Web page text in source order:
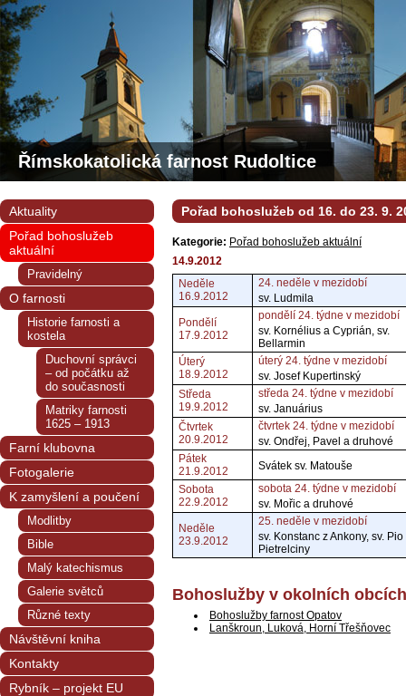
Římskokatolická farnost Rudoltice
Pořad bohoslužeb od 16. do 23. 9.
Kategorie: Pořad bohoslužeb aktuální
14.9.2012
Neděle
16.9.2012
24. neděle v mezidobí
sv. Ludmila
Pondělí
17.9.2012
pondělí 24. týdne v mezidobí
sv. Kornélius a Cyprián, sv.
Bellarmin
Úterý
18.9.2012
úterý 24. týdne v mezidobí
sv. Josef Kupertinský
Středa
19.9.2012
středa 24. týdne v mezidobí
sv. Januárius
Čtvrtek
20.9.2012
čtvrtek 24. týdne v mezidobí
sv. Ondřej, Pavel a druhové
Pátek
21.9.2012
Svátek sv. Matouše
Sobota
22.9.2012
sobota 24. týdne v mezidobí
sv. Mořic a druhové
Neděle
23.9.2012
25. neděle v mezidobí
sv. Konstanc z Ankony, sv. Pio
Pietrelciny
Bohoslužby v okolních obcích
Bohoslužby farnost Opatov
Lanškroun, Luková, Horní Třešňovec
Aktuality
Pořad bohoslužeb
aktuální
Pravidelný
O farnosti
Historie farnosti a
kostela
Duchovní správci
– od počátku až
do současnosti
Matriky farnosti
1625 – 1913
Farní klubovna
Fotogalerie
K zamyšlení a poučení
Modlitby
Bible
Malý katechismus
Galerie světců
Různé texty
Návštěvní kniha
Kontakty
Rybník – projekt EU